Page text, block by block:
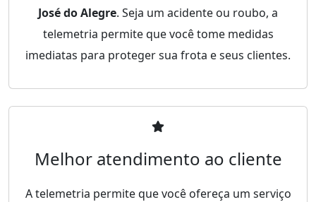
José do Alegre. Seja um acidente ou roubo, a
telemetria permite que você tome medidas
imediatas para proteger sua frota e seus clientes.
Melhor atendimento ao cliente
A telemetria permite que você ofereça um serviço